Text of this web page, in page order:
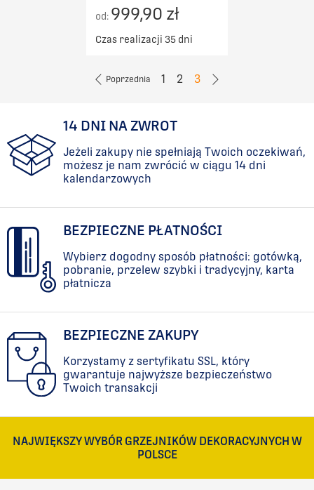
od: 999,90 zł
Czas realizacji 35 dni
Poprzednia 1 2 3
14 DNI NA ZWROT
Jeżeli zakupy nie spełniają Twoich oczekiwań,
możesz je nam zwrócić w ciągu 14 dni
kalendarzowych
BEZPIECZNE PŁATNOŚCI
Wybierz dogodny sposób płatności: gotówką,
pobranie, przelew szybki i tradycyjny, karta
płatnicza
BEZPIECZNE ZAKUPY
Korzystamy z sertyfikatu SSL, który
gwarantuje najwyższe bezpieczeństwo
Twoich transakcji
NAJWIĘKSZY WYBÓR GRZEJNIKÓW DEKORACYJNYCH W
POLSCE